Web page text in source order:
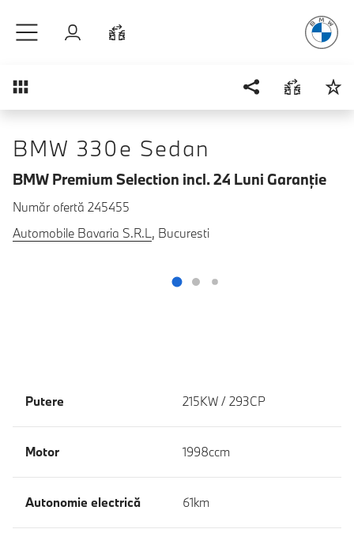
Autentificare
Prezentare generală
BMW 330e Sedan
BMW Premium Selection incl. 24 Luni Garanţie
Număr ofertă 245455
Automobile Bavaria S.R.L, Bucuresti
Putere 215KW / 293CP
Motor 1998ccm
Autonomie electrică 61km